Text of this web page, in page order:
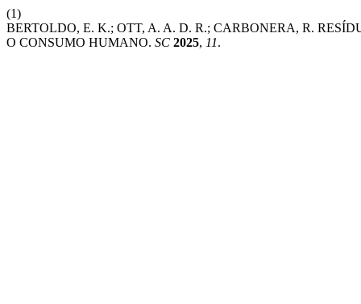
(1)
BERTOLDO, E. K.; OTT, A. A. D. R.; CARBONERA, R.
O CONSUMO HUMANO. SC 2025, 11.